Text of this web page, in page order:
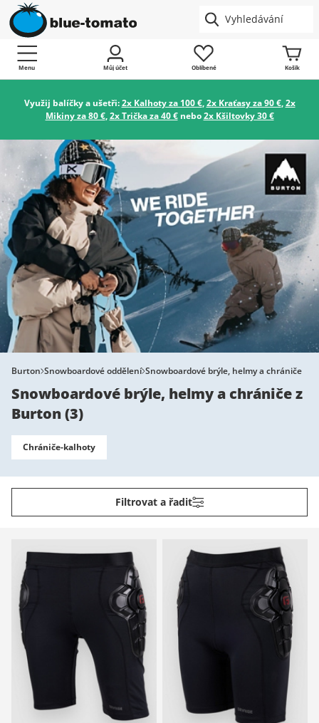
Menu Můj účet Oblíbené Košík
Využij balíčky a ušetři:2x Kalhoty za 100 €,2x Kraťasy za 90 €,2x
Mikiny za 80 €,2x Trička za 40 €nebo2x Kšiltovky 30 €
Burton Snowboardové oddělení Snowboardové brýle, helmy a chrániče
Snowboardové brýle, helmy a chrániče z
Burton(3)
Chrániče-kalhoty
Filtrovat a řadit